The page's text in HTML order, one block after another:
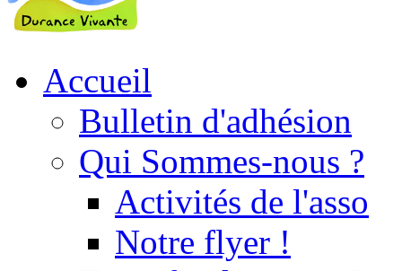
Accueil
Bulletin d'adhésion
Qui Sommes-nous ?
Activités de l'asso
Notre flyer !